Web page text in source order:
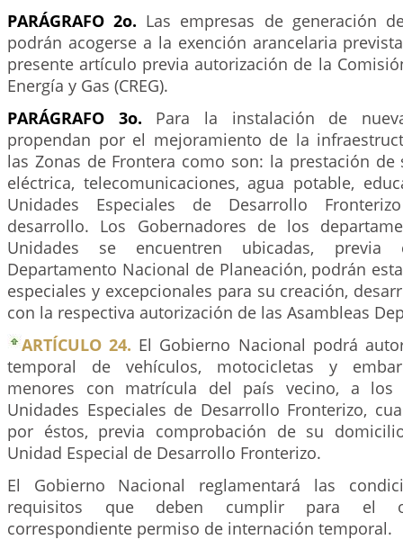
PARÁGRAFO 2o. Las empresas de generación
podrán acogerse a la exención arancelaria
presente artículo previa autorización de la
Energía y Gas (CREG).
PARÁGRAFO 3o. Para la instalación de
propendan por el mejoramiento de la
las Zonas de Frontera como son: la prestación de
eléctrica, telecomunicaciones, agua potable,
Unidades Especiales de Desarrollo
desarrollo. Los Gobernadores de los
Unidades se encuentren ubicadas,
Departamento Nacional de Planeación, podrán
especiales y excepcionales para su creación,
con la respectiva autorización de las Asambleas
ARTÍCULO 24. El Gobierno Nacional podrá
temporal de vehículos, motocicletas y
menores con matrícula del país vecino, a los
Unidades Especiales de Desarrollo Fronterizo,
por éstos, previa comprobación de su
Unidad Especial de Desarrollo Fronterizo.
El Gobierno Nacional reglamentará las
requisitos que deben cumplir para el
correspondiente permiso de internación temporal.